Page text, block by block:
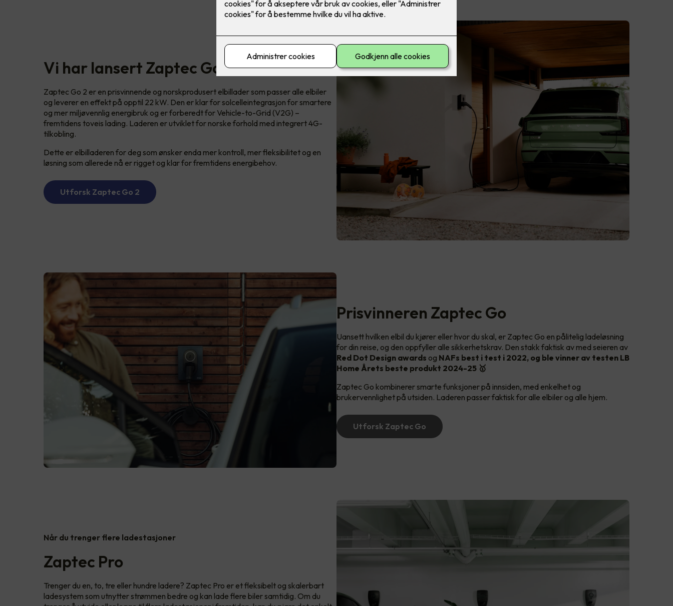
Vi har lansert Zaptec Go 2
Zaptec Go 2 er en prisvinnende og norskprodusert elbillader som passer alle elbiler
og leverer en effekt på opptil 22 kW. Den er klar for solcelleintegrasjon for smartere
og mer miljøvennlig energibruk og er forberedt for Vehicle-to-Grid (V2G) –
fremtidens toveis lading. Laderen er utviklet for norske forhold med integrert 4G-
tilkobling.
Dette er elbilladeren for deg som ønsker enda mer kontroll, mer fleksibilitet og en
løsning som allerede nå er rigget og klar for fremtidens energibehov.
Utforsk Zaptec Go 2
Prisvinneren Zaptec Go
Uansett hvilken elbil du kjører eller hvor du skal, er Zaptec Go en pålitelig ladeløsning
for din reise, og den oppfyller alle sikkerhetskrav. Den stakk faktisk av med seieren av
Red Dot Design awards og NAFs best i test i 2022, og ble vinner av testen LB
Home Årets beste produkt 2024-25 🥇
Zaptec Go kombinerer smarte funksjoner på innsiden, med enkelhet og
brukervennlighet på utsiden. Laderen passer faktisk for alle elbiler og alle hjem.
Utforsk Zaptec Go
Når du trenger flere ladestasjoner
Zaptec Pro
Trenger du en, to, tre eller hundre ladere? Zaptec Pro er et fleksibelt og skalerbart
ladesystem som utnytter strømmen bedre og kan lade flere biler samtidig. Om du